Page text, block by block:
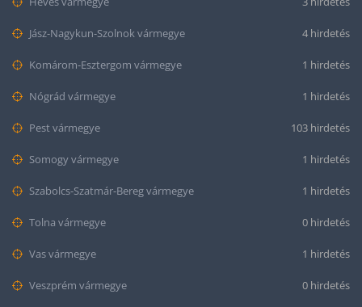
Jász-Nagykun-Szolnok vármegye 4 hirdetés
Komárom-Esztergom vármegye 1 hirdetés
Nógrád vármegye 1 hirdetés
Pest vármegye 103 hirdetés
Somogy vármegye 1 hirdetés
Szabolcs-Szatmár-Bereg vármegye 1 hirdetés
Tolna vármegye 0 hirdetés
Vas vármegye 1 hirdetés
Veszprém vármegye 0 hirdetés